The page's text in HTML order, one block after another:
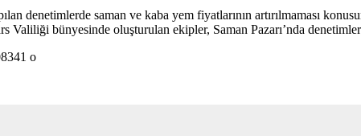
denetimlerde saman ve kaba yem fiyatlarının artırılmaması
Valiliği bünyesinde oluşturulan ekipler, Saman Pazarı’nda